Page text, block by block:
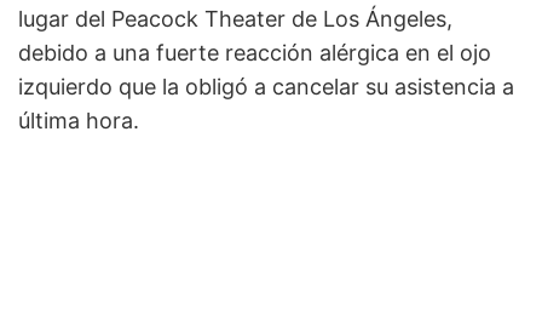
lugar del Peacock Theater de Los Ángeles,
debido a una fuerte reacción alérgica en el ojo
izquierdo que la obligó a cancelar su asistencia a
última hora.